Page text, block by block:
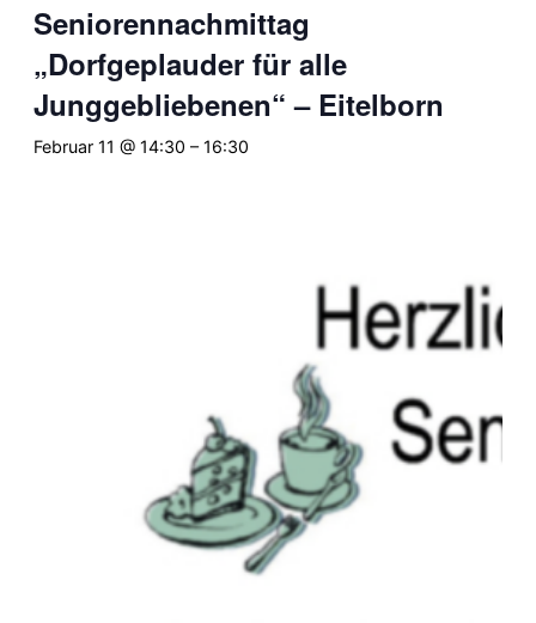
Seniorennachmittag
„Dorfgeplauder für alle
Junggebliebenen“ – Eitelborn
Februar 11 @ 14:30 – 16:30